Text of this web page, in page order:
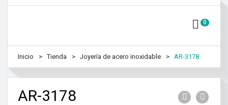
0
Inicio Tienda Joyería de acero inoxidable AR-3178
AR-3178